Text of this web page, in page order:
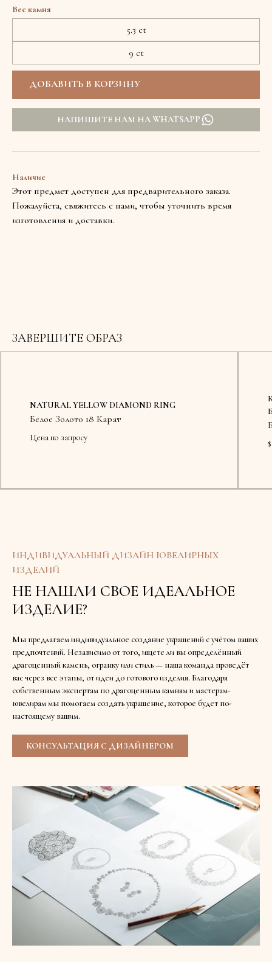
Вес камня
5.3 ct
9 ct
НАПИШИТЕ НАМ НА WHATSAPP
Наличие
Этот предмет доступен для предварительного заказа.
Пожалуйста, свяжитесь с нами, чтобы уточнить время
изготовления и доставки.
ЗАВЕРШИТЕ ОБРАЗ
NATURAL YELLOW DIAMOND RING
Белое Золото 18 Карат
Цена по запросу
ИНДИВИДУАЛЬНЫЙ ДИЗАЙН ЮВЕЛИРНЫХ
ИЗДЕЛИЙ
НЕ НАШЛИ СВОЕ ИДЕАЛЬНОЕ
ИЗДЕЛИЕ?
Мы предлагаем индивидуальное создание украшений с учётом ваших
предпочтений. Независимо от того, ищете ли вы определённый
драгоценный камень, огранку или стиль — наша команда проведёт
вас через все этапы, от идеи до готового изделия. Благодаря
собственным экспертам по драгоценным камням и мастерам-
ювелирам мы помогаем создать украшение, которое будет по-
настоящему вашим.
КОНСУЛЬТАЦИЯ С ДИЗАЙНЕРОМ